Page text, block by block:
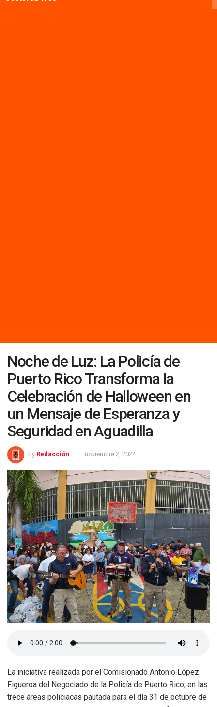
Noche de Luz: La Policía de
Puerto Rico Transforma la
Celebración de Halloween en
un Mensaje de Esperanza y
Seguridad en Aguadilla
by Redacción noviembre 2, 2024
La iniciativa realizada por el Comisionado Antonio López
Figueroa del Negociado de la Policía de Puerto Rico, en las
trece áreas policiacas pautada para el día 31 de octubre de